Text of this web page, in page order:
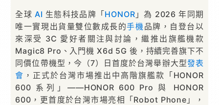
全球 AI 生態科技品牌「HONOR 」為 2026 年同期
唯一實現出貨量雙位數成長的手機 品牌，自登台以
來深受 3C 愛好者關注與討論，繼推出旗艦機款
Magic8 Pro、入門機 X6d 5G 後，持續完善旗下不
同價位帶機型，今（7）日首度於台灣舉辦大型發表
會 ，正式於台灣市場推出中高階旗艦款「HONOR
600 系列」——HONOR 600 Pro 與 HONOR
600，更首度於台灣市場亮相「Robot Phone」，